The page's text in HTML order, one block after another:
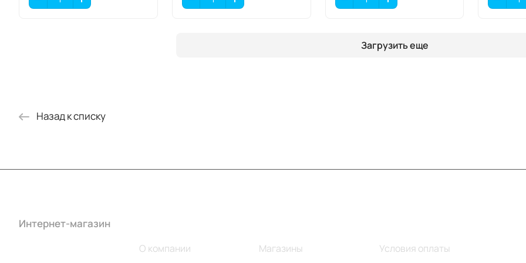
Загрузить еще
Назад к списку
Интернет-магазин
О компании
Магазины
Условия оплаты